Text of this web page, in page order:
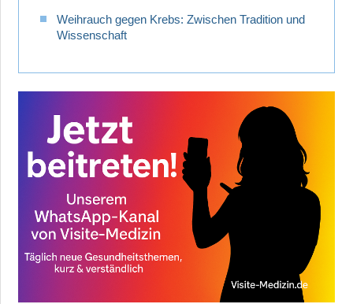
Weihrauch gegen Krebs: Zwischen Tradition und
Wissenschaft